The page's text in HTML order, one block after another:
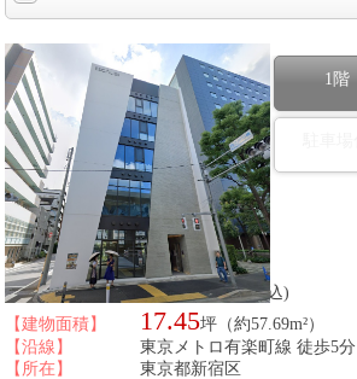
1階
図面番号：434778
【以前の業態】
スケルトン
【賃料】
748,000円(税込)
【建物面積】
17.45坪（約57.69m²）
【沿線】
東京メトロ有楽町線 徒歩5分
【所在】
東京都新宿区